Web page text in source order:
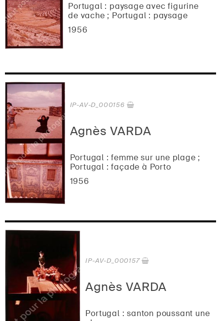
Portugal : paysage avec figurine
de vache ; Portugal : paysage
1956
Agnès VARDA
Portugal : femme sur une plage ;
Portugal : façade à Porto
1956
IP-AV-D_000156
Agnès VARDA
Portugal : santon poussant une
IP-AV-D_000157